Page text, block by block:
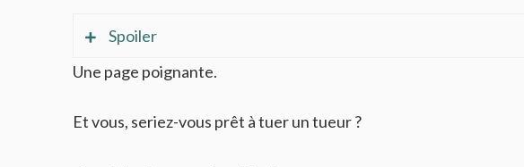
Spoiler
moment, le Chevalier Noir est rattrapé par son sens de
Une page poignante.
Et vous, seriez-vous prêt à tuer un tueur ?